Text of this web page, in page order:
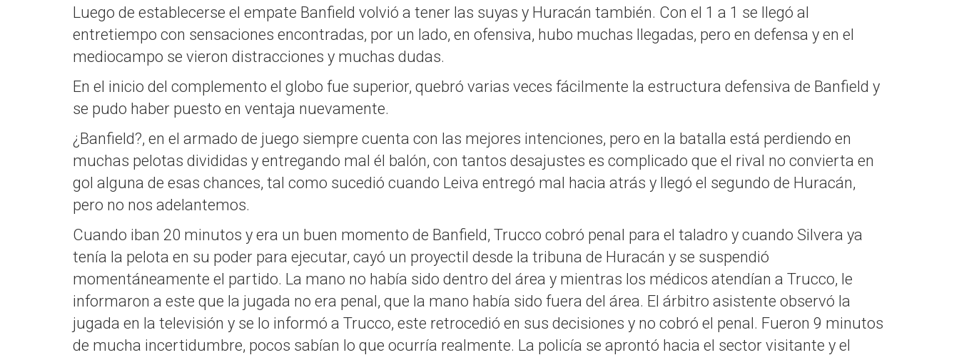
Luego de establecerse el empate Banfield volvió a tener las suyas y Huracán también. Con el 1 a 1 se llegó al
entretiempo con sensaciones encontradas, por un lado, en ofensiva, hubo muchas llegadas, pero en defensa y en el
mediocampo se vieron distracciones y muchas dudas.
En el inicio del complemento el globo fue superior, quebró varias veces fácilmente la estructura defensiva de Banfield y
se pudo haber puesto en ventaja nuevamente.
¿Banfield?, en el armado de juego siempre cuenta con las mejores intenciones, pero en la batalla está perdiendo en
muchas pelotas divididas y entregando mal él balón, con tantos desajustes es complicado que el rival no convierta en
gol alguna de esas chances, tal como sucedió cuando Leiva entregó mal hacia atrás y llegó el segundo de Huracán,
pero no nos adelantemos.
Cuando iban 20 minutos y era un buen momento de Banfield, Trucco cobró penal para el taladro y cuando Silvera ya
tenía la pelota en su poder para ejecutar, cayó un proyectil desde la tribuna de Huracán y se suspendió
momentáneamente el partido. La mano no había sido dentro del área y mientras los médicos atendían a Trucco, le
informaron a este que la jugada no era penal, que la mano había sido fuera del área. El árbitro asistente observó la
jugada en la televisión y se lo informó a Trucco, este retrocedió en sus decisiones y no cobró el penal. Fueron 9 minutos
de mucha incertidumbre, pocos sabían lo que ocurría realmente. La policía se aprontó hacia el sector visitante y el